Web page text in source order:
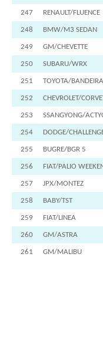
247 RENAULT/FLUENCE
248 BMW/M3 SEDAN
249 GM/CHEVETTE
250 SUBARU/WRX
251 TOYOTA/
252 CHEVROLET/
253 SSANGYONG/
254 DODGE/
255 BUGRE/BGR 5
256 FIAT/PALIO
257 JPX/MONTEZ
258 BABY/TST
259 FIAT/LINEA
260 GM/ASTRA
261 GM/MALIBU